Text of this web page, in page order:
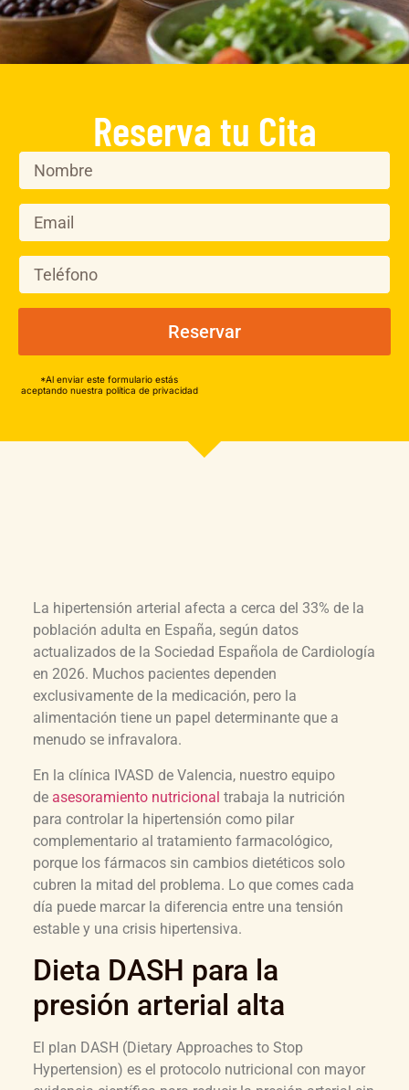
Reserva tu Cita
Reservar
*Al enviar este formulario estás
aceptando nuestra política de privacidad
La hipertensión arterial afecta a cerca del 33% de la
población adulta en España, según datos
actualizados de la Sociedad Española de Cardiología
en 2026. Muchos pacientes dependen
exclusivamente de la medicación, pero la
alimentación tiene un papel determinante que a
menudo se infravalora.
En la clínica IVASD de Valencia, nuestro equipo
de asesoramiento nutricional trabaja la nutrición
para controlar la hipertensión como pilar
complementario al tratamiento farmacológico,
porque los fármacos sin cambios dietéticos solo
cubren la mitad del problema. Lo que comes cada
día puede marcar la diferencia entre una tensión
estable y una crisis hipertensiva.
Dieta DASH para la
presión arterial alta
El plan DASH (Dietary Approaches to Stop
Hypertension) es el protocolo nutricional con mayor